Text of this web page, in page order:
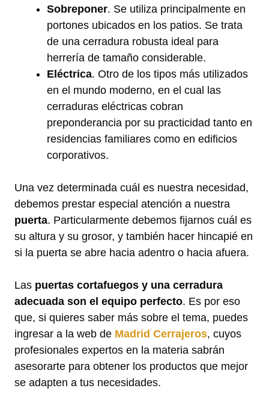
Sobreponer. Se utiliza principalmente en
portones ubicados en los patios. Se trata
de una cerradura robusta ideal para
herrería de tamaño considerable.
Eléctrica. Otro de los tipos más utilizados
en el mundo moderno, en el cual las
cerraduras eléctricas cobran
preponderancia por su practicidad tanto en
residencias familiares como en edificios
corporativos.
Una vez determinada cuál es nuestra necesidad,
debemos prestar especial atención a nuestra
puerta. Particularmente debemos fijarnos cuál es
su altura y su grosor, y también hacer hincapié en
si la puerta se abre hacia adentro o hacia afuera.
Las puertas cortafuegos y una cerradura
adecuada son el equipo perfecto. Es por eso
que, si quieres saber más sobre el tema, puedes
ingresar a la web de Madrid Cerrajeros, cuyos
profesionales expertos en la materia sabrán
asesorarte para obtener los productos que mejor
se adapten a tus necesidades.